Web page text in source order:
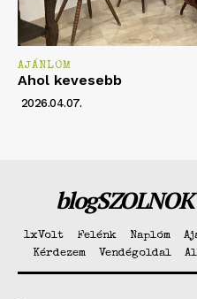
AJÁNLOM
Ahol kevesebb
2026.04.07.
blogSZOLNOK
1xVolt Felénk Naplóm
Kérdezem
Vendégoldal